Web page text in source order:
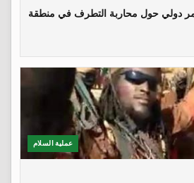
دولي حول محاربة التطرف في منطقة
عملية السلام